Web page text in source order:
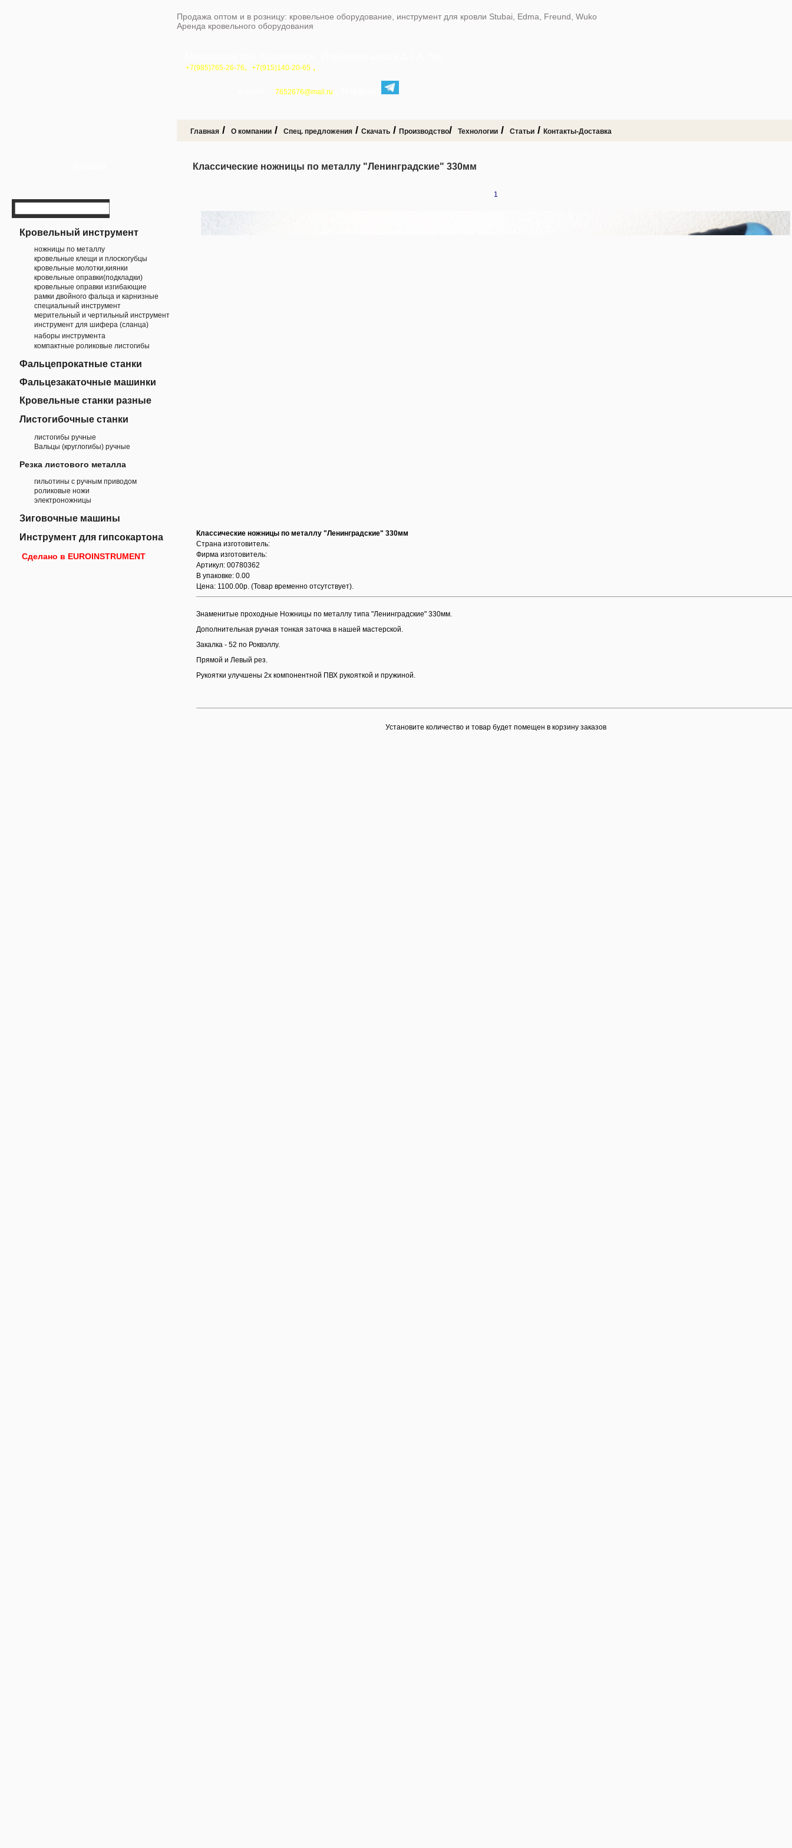
Продажа оптом и в розницу: кровельное оборудование, инструмент для кровли Stubai, Edma, Freund, Wuko
Аренда кровельного оборудования
+7(985)765-26-76, +7(915)140-20-65 ,
7652676@mail.ru
Главная / О компании / Спец. предложения / Скачать / Производство/ Технологии / Статьи / Контакты-Доставка
Кровельный инструмент
ножницы по металлу
кровельные клещи и плоскогубцы
кровельные молотки,киянки
кровельные оправки(подкладки)
кровельные оправки изгибающие
рамки двойного фальца и карнизные
специальный инструмент
мерительный и чертильный инструмент
инструмент для шифера (сланца)
наборы инструмента
компактные роликовые листогибы
Фальцепрокатные станки
Фальцезакаточные машинки
Кровельные станки разные
Листогибочные станки
листогибы ручные
Вальцы (круглогибы) ручные
Резка листового металла
гильотины с ручным приводом
роликовые ножи
электроножницы
Зиговочные машины
Инструмент для гипсокартона
Сделано в EUROINSTRUMENT
Классические ножницы по металлу "Ленинградские" 330мм
1
Классические ножницы по металлу "Ленинградские" 330мм
Страна изготовитель:
Фирма изготовитель:
Артикул: 00780362
В упаковке: 0.00
Цена: 1100.00р. (Товар временно отсутствует).
Знаменитые проходные Ножницы по металлу типа "Ленинградские" 330мм.
Дополнительная ручная тонкая заточка в нашей мастерской.
Закалка - 52 по Роквэллу.
Прямой и Левый рез.
Рукоятки улучшены 2х компонентной ПВХ рукояткой и пружиной.
Установите количество и товар будет помещен в корзину заказов